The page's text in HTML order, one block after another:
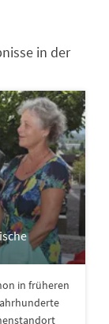
in der
in früheren